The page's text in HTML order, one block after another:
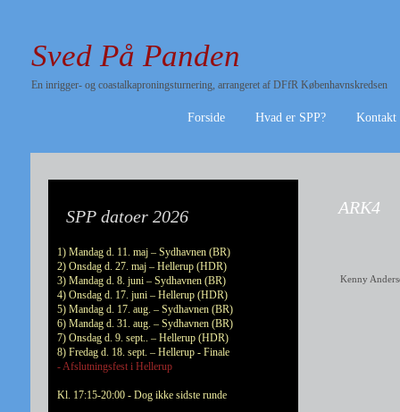
Sved På Panden
En inrigger- og coastalkaproningsturnering, arrangeret af DFfR Københavnskredsen
Forside Hvad er SPP? Kontakt
SPP datoer 2026
1) Mandag d. 11. maj – Sydhavnen (BR)
2) Onsdag d. 27. maj – Hellerup (HDR)
3) Mandag d. 8. juni – Sydhavnen (BR)
4) Onsdag d. 17. juni – Hellerup (HDR)
5) Mandag d. 17. aug. – Sydhavnen (BR)
6) Mandag d. 31. aug. – Sydhavnen (BR)
7) Onsdag d. 9. sept.. – Hellerup (HDR)
8) Fredag d. 18. sept. – Hellerup - Finale
- Afslutningsfest i Hellerup
Kl. 17:15-20:00 - Dog ikke sidste runde
ARK4
Kenny